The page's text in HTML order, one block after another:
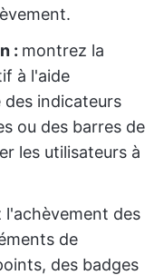
: montrez la
à l'aide
des indicateurs
ou des barres de
les utilisateurs à
l'achèvement des
de
des badges